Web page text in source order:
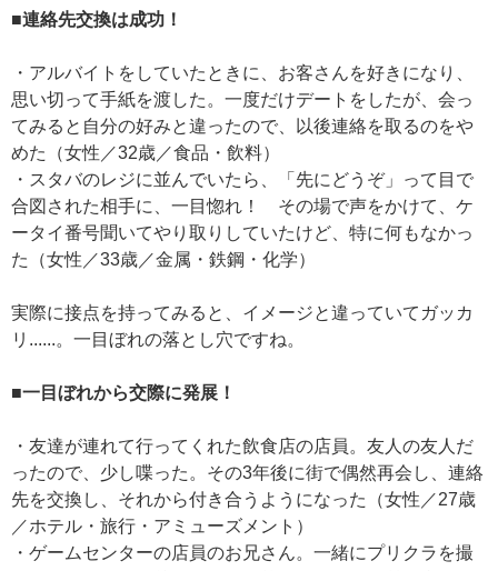
■連絡先交換は成功！
・アルバイトをしていたときに、お客さんを好きになり、
思い切って手紙を渡した。一度だけデートをしたが、会っ
てみると自分の好みと違ったので、以後連絡を取るのをや
めた（女性／32歳／食品・飲料）
・スタバのレジに並んでいたら、「先にどうぞ」って目で
合図された相手に、一目惚れ！ その場で声をかけて、ケ
ータイ番号聞いてやり取りしていたけど、特に何もなかっ
た（女性／33歳／金属・鉄鋼・化学）
実際に接点を持ってみると、イメージと違っていてガッカ
リ......。一目ぼれの落とし穴ですね。
■一目ぼれから交際に発展！
・友達が連れて行ってくれた飲食店の店員。友人の友人だ
ったので、少し喋った。その3年後に街で偶然再会し、連絡
先を交換し、それから付き合うようになった（女性／27歳
／ホテル・旅行・アミューズメント）
・ゲームセンターの店員のお兄さん。一緒にプリクラを撮